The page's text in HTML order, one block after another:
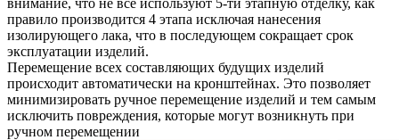
внимание, что не все используют 5-ти этапную отделку, как
правило производится 4 этапа исключая нанесения
изолирующего лака, что в последующем сокращает срок
эксплуатации изделий.
Перемещение всех составляющих будущих изделий
происходит автоматически на кронштейнах. Это позволяет
минимизировать ручное перемещение изделий и тем самым
исключить повреждения, которые могут возникнуть при
ручном перемещении